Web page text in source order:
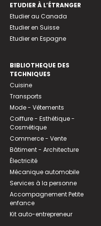
ETUDIER À L’ÉTRANGER
Etudier au Canada
Etudier en Suisse
Etudier en Espagne
BIBLIOTHEQUE DES
TECHNIQUES
Cuisine
Transports
Mode - Vêtements
Coiffure - Esthétique -
Cosmétique
Commerce - Vente
Bâtiment - Architecture
Électricité
Mécanique automobile
Services à la personne
Accompagnement Petite
enfance
Kit auto-entrepreneur